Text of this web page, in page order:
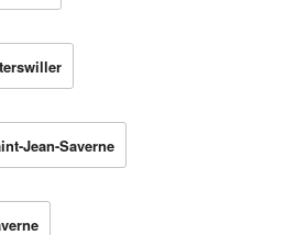
Jean-Saverne